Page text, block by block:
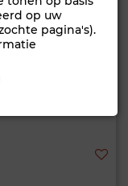
op uw
pagina's).